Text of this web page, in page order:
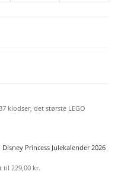
klodser, det største LEGO
Disney Princess Julekalender 2026
til 229,00 kr.